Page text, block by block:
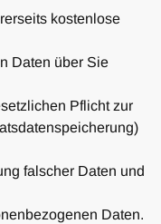
kostenlose
Daten über Sie
Pflicht zur
falscher Daten und
Daten.